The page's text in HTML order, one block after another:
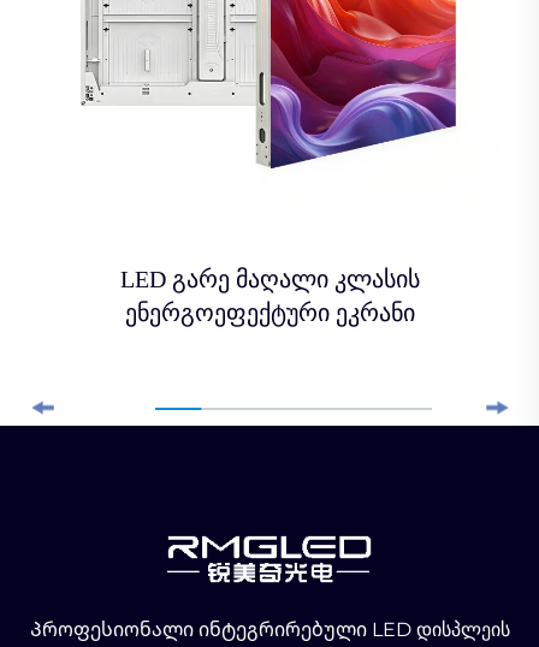
LED გარე მაღალი კლასის
ენერგოეფექტური ეკრანი
Პროფესიონალი ინტეგრირებული LED დისპლეის